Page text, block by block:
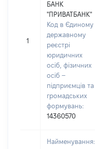
1
БАНК
"ПРИВАТБАНК"
Код в Єдиному
державному
реєстрі
юридичних
осіб, фізичних
осіб –
підприємців та
громадських
формувань:
14360570
Найменування: